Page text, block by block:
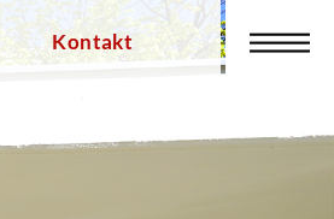
Kontakt